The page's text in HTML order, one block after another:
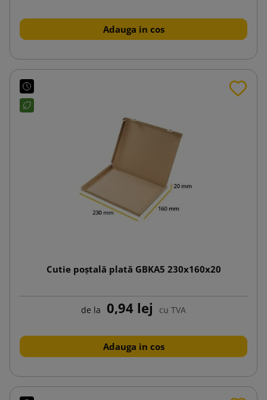
Adauga in cos
Cutie poștală plată GBKA5 230x160x20
de la 0,94 lej cu TVA
Adauga in cos